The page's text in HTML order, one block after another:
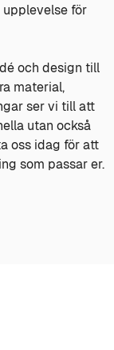
för
och design till
material,
ser vi till att
utan också
oss idag för att
som passar er.